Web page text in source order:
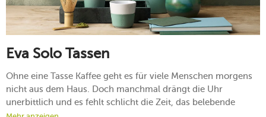
Eva Solo Tassen
Ohne eine Tasse Kaffee geht es für viele Menschen morgens
nicht aus dem Haus. Doch manchmal drängt die Uhr
unerbittlich und es fehlt schlicht die Zeit, das belebende